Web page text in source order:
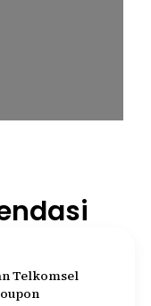
Telkomsel